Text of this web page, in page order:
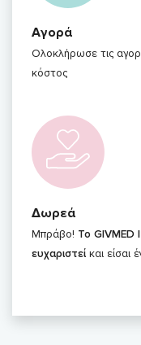
Αγορά
Ολοκλήρωσε τις
κόστος
Δωρεά
Μπράβο! Το GIVMED
ευχαριστεί και είσαι